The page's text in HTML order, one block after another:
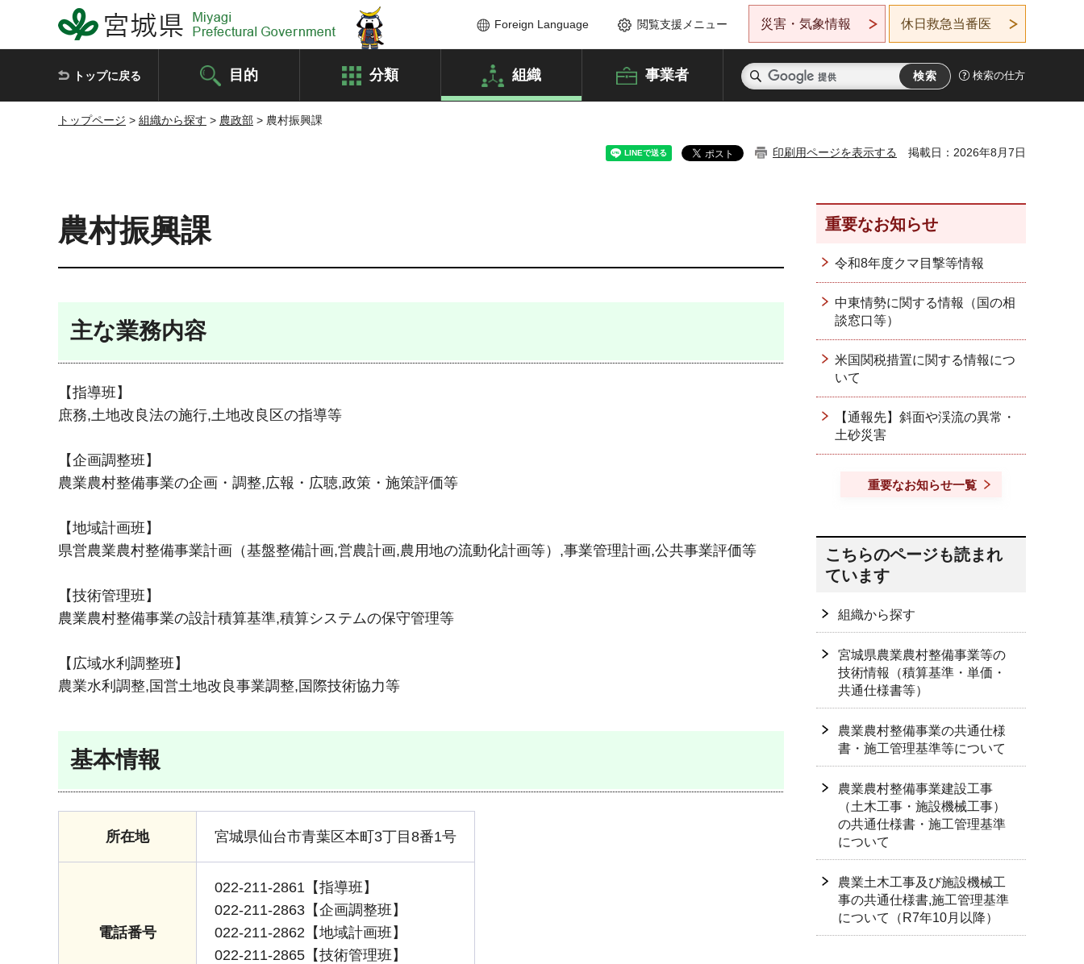
宮城県 Miyagi Prefectural Government Foreign Language 閲覧支援メニュー 災害・気象情報 休日救急当番医
トップに戻る 目的 分類 組織 事業者 検索の仕方
トップページ > 組織から探す > 農政部 > 農村振興課
印刷用ページを表示する 掲載日：2026年8月7日
農村振興課
主な業務内容
【指導班】
庶務,土地改良法の施行,土地改良区の指導等
【企画調整班】
農業農村整備事業の企画・調整,広報・広聴,政策・施策評価等
【地域計画班】
県営農業農村整備事業計画（基盤整備計画,営農計画,農用地の流動化計画等）,事業管理計画,公共事業評価等
【技術管理班】
農業農村整備事業の設計積算基準,積算システムの保守管理等
【広域水利調整班】
農業水利調整,国営土地改良事業調整,国際技術協力等
基本情報
所在地 宮城県仙台市青葉区本町3丁目8番1号
電話番号
022-211-2861【指導班】
022-211-2863【企画調整班】
022-211-2862【地域計画班】
022-211-2865【技術管理班】
重要なお知らせ
令和8年度クマ目撃等情報
中東情勢に関する情報（国の相
談窓口等）
米国関税措置に関する情報につ
いて
【通報先】斜面や渓流の異常・
土砂災害
重要なお知らせ一覧
こちらのページも読まれ
ています
組織から探す
宮城県農業農村整備事業等の
技術情報（積算基準・単価・
共通仕様書等）
農業農村整備事業の共通仕様
書・施工管理基準等について
農業農村整備事業建設工事
（土木工事・施設機械工事）
の共通仕様書・施工管理基準
について
農業土木工事及び施設機械工
事の共通仕様書,施工管理基準
について（R7年10月以降）